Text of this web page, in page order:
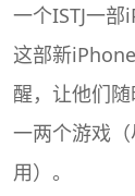
一个ISTJ一
这部新
醒，让他们
一两个游戏
用）。